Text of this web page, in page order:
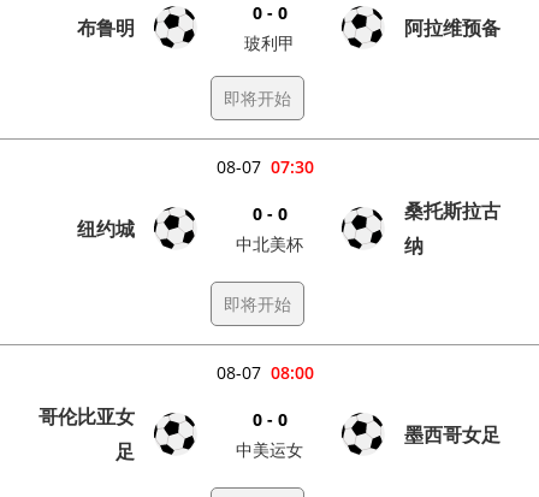
布鲁明
0 - 0
玻利甲
阿拉维预备
即将开始
07:30
08-07
纽约城
0 - 0
中北美杯
桑托斯拉古
纳
即将开始
08:00
08-07
哥伦比亚女
足
0 - 0
中美运女
墨西哥女足